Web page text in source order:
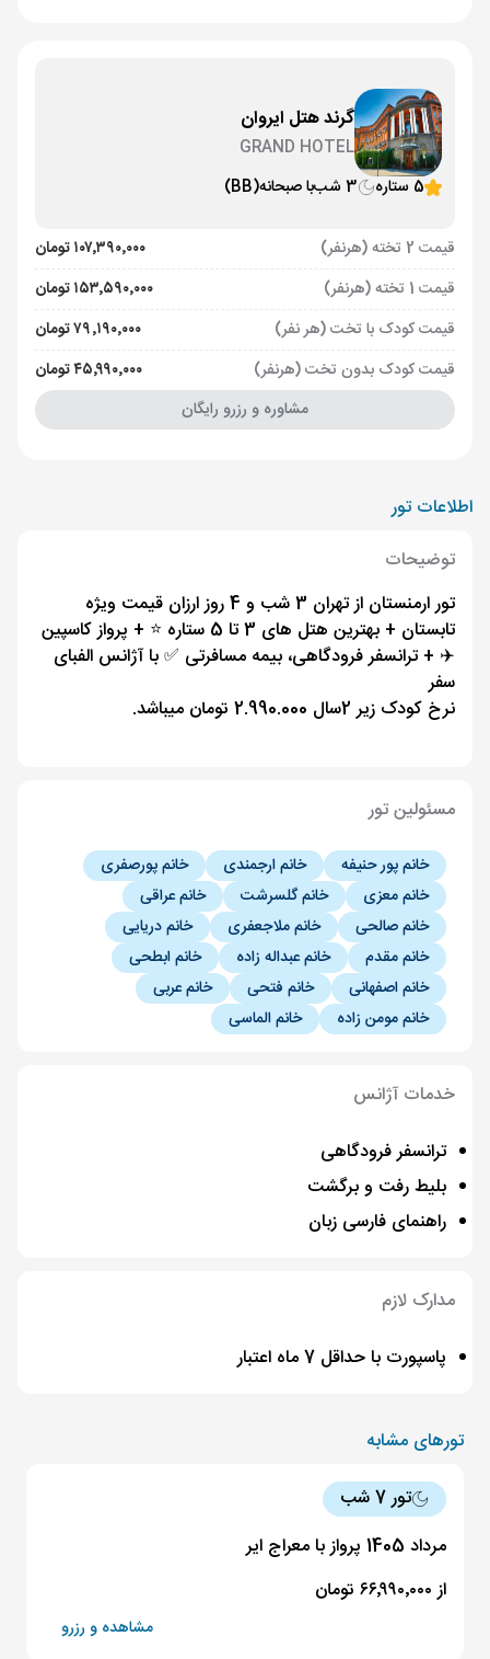
گرند هتل ایروان
GRAND HOTEL
5 ستاره
3 شب با صبحانه(BB)
قیمت 2 تخته (هرنفر)
۱۰۷٬۳۹۰٬۰۰۰ تومان
قیمت 1 تخته (هرنفر)
۱۵۳٬۵۹۰٬۰۰۰ تومان
قیمت کودک با تخت (هر نفر)
۷۹٬۱۹۰٬۰۰۰ تومان
قیمت کودک بدون تخت (هرنفر)
۴۵٬۹۹۰٬۰۰۰ تومان
مشاوره و رزرو رایگان
اطلاعات تور
توضیحات
تور ارمنستان از تهران 3 شب و 4 روز ارزان قیمت ویژه
تابستان + بهترین هتل های 3 تا 5 ستاره ⭐️ + پرواز کاسپین
✈️ + ترانسفر فرودگاهی، بیمه مسافرتی ✅ با آژانس الفبای
سفر
نرخ کودک زیر 2سال 2.990.000 تومان میباشد.
مسئولین تور
خانم پور حنیفه خانم ارجمندی
خانم پورصفری
خانم معزی
خانم گلسرشت
خانم عراقی
خانم صالحی
خانم ملاجعفری
خانم دریایی
خانم مقدم
خانم عبداله زاده
خانم ابطحی
خانم اصفهانی
خانم فتحی
خانم عربی
خانم مومن زاده
خانم الماسی
خدمات آژانس
ترانسفر فرودگاهی
بلیط رفت و برگشت
راهنمای فارسی زبان
مدارک لازم
پاسپورت با حداقل 7 ماه اعتبار
تورهای مشابه
تور 7 شب
مرداد 1405 پرواز با معراج ایر
از ۶۶٬۹۹۰٬۰۰۰ تومان
مشاهده و رزرو